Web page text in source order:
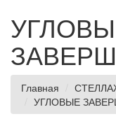
Главная
УГЛОВЫЕ